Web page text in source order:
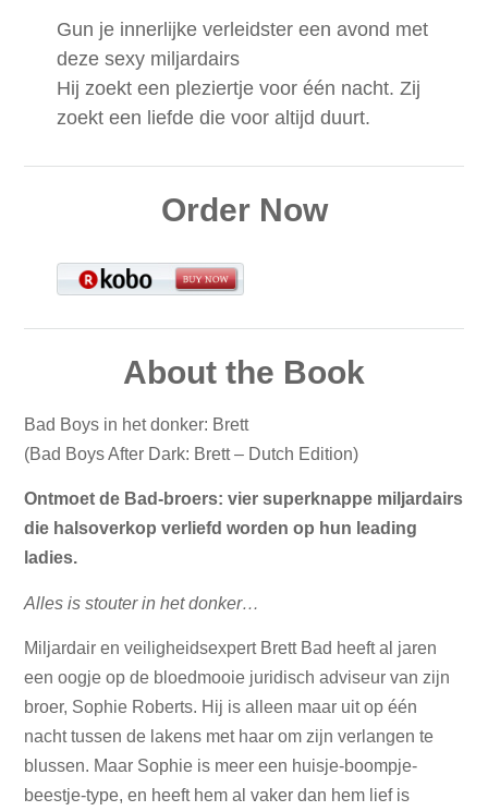
Gun je innerlijke verleidster een avond met
deze sexy miljardairs
Hij zoekt een pleziertje voor één nacht. Zij
zoekt een liefde die voor altijd duurt.
Order Now
About the Book
Bad Boys in het donker: Brett
(Bad Boys After Dark: Brett – Dutch Edition)
Ontmoet de Bad-broers: vier superknappe miljardairs
die halsoverkop verliefd worden op hun leading
ladies.
Alles is stouter in het donker…
Miljardair en veiligheidsexpert Brett Bad heeft al jaren
een oogje op de bloedmooie juridisch adviseur van zijn
broer, Sophie Roberts. Hij is alleen maar uit op één
nacht tussen de lakens met haar om zijn verlangen te
blussen. Maar Sophie is meer een huisje-boompje-
beestje-type, en heeft hem al vaker dan hem lief is